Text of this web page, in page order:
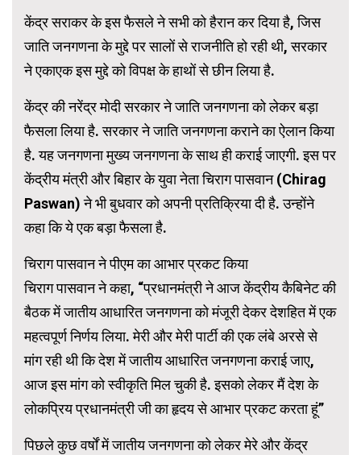
केंद्र सराकर के इस फैसले ने सभी को हैरान कर दिया है, जिस
जाति जनगणना के मुद्दे पर सालों से राजनीति हो रही थी, सरकार
ने एकाएक इस मुद्दे को विपक्ष के हाथों से छीन लिया है.
केंद्र की नरेंद्र मोदी सरकार ने जाति जनगणना को लेकर बड़ा
फैसला लिया है. सरकार ने जाति जनगणना कराने का ऐलान किया
है. यह जनगणना मुख्य जनगणना के साथ ही कराई जाएगी. इस पर
केंद्रीय मंत्री और बिहार के युवा नेता चिराग पासवान (Chirag
Paswan) ने भी बुधवार को अपनी प्रतिक्रिया दी है. उन्होंने
कहा कि ये एक बड़ा फैसला है.
चिराग पासवान ने पीएम का आभार प्रकट किया
चिराग पासवान ने कहा, “प्रधानमंत्री ने आज केंद्रीय कैबिनेट की
बैठक में जातीय आधारित जनगणना को मंजूरी देकर देशहित में एक
महत्वपूर्ण निर्णय लिया. मेरी और मेरी पार्टी की एक लंबे अरसे से
मांग रही थी कि देश में जातीय आधारित जनगणना कराई जाए,
आज इस मांग को स्वीकृति मिल चुकी है. इसको लेकर मैं देश के
लोकप्रिय प्रधानमंत्री जी का हृदय से आभार प्रकट करता हूं”
पिछले कुछ वर्षों में जातीय जनगणना को लेकर मेरे और केंद्र